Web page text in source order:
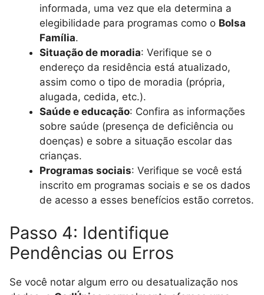
informada, uma vez que ela determina a
elegibilidade para programas como o Bolsa
Família.
Situação de moradia: Verifique se o
endereço da residência está atualizado,
assim como o tipo de moradia (própria,
alugada, cedida, etc.).
Saúde e educação: Confira as informações
sobre saúde (presença de deficiência ou
doenças) e sobre a situação escolar das
crianças.
Programas sociais: Verifique se você está
inscrito em programas sociais e se os dados
de acesso a esses benefícios estão corretos.
Passo 4: Identifique
Pendências ou Erros
Se você notar algum erro ou desatualização nos